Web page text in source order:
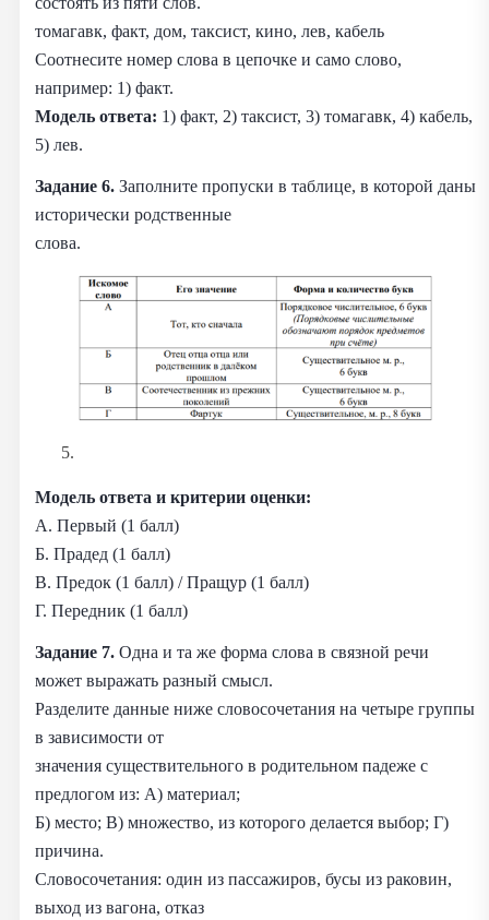
томагавк, факт, дом, таксист, кино, лев, кабель
Соотнесите номер слова в цепочке и само слово,
например: 1) факт.
Модель ответа: 1) факт, 2) таксист, 3) томагавк, 4) кабель,
5) лев.
Задание 6. Заполните пропуски в таблице, в которой даны
исторически родственные
слова.
Модель ответа и критерии оценки:
А. Первый (1 балл)
Б. Прадед (1 балл)
В. Предок (1 балл) / Пращур (1 балл)
Г. Передник (1 балл)
Задание 7. Одна и та же форма слова в связной речи
может выражать разный смысл.
Разделите данные ниже словосочетания на четыре группы
в зависимости от
значения существительного в родительном падеже с
предлогом из: А) материал;
Б) место; В) множество, из которого делается выбор; Г)
причина.
Словосочетания: один из пассажиров, бусы из раковин,
выход из вагона, отказ